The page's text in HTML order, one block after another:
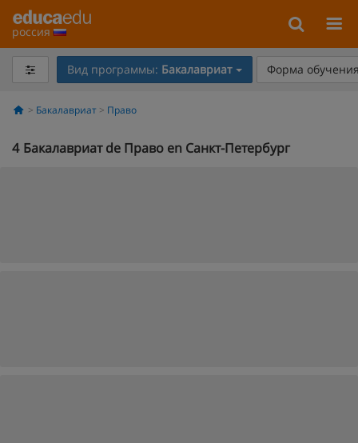
россия
Вид программы: Бакалавриат Форма
Бакалавриат Право
4 Бакалавриат de Право en Санкт-Петербург